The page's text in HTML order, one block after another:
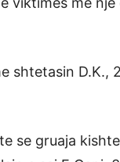
shtetasin D.K.,
se gruaja